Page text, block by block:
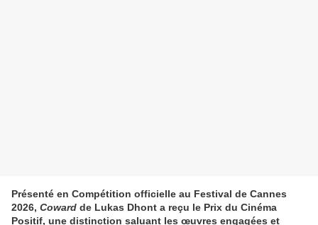
Présenté en Compétition officielle au Festival de Cannes
2026, Coward de Lukas Dhont a reçu le Prix du Cinéma
Positif, une distinction saluant les œuvres engagées et